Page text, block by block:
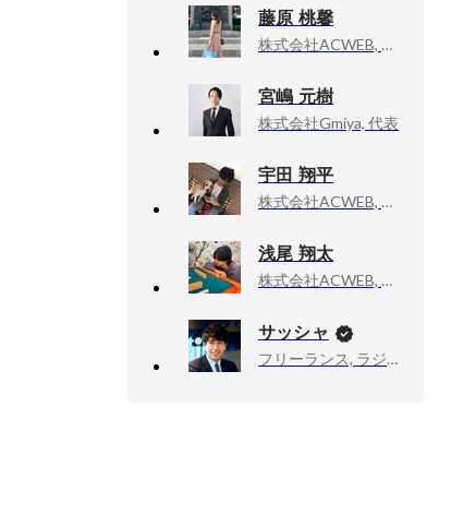
藤原 桃馨
株式会社ACWEB, オンサイトソリューション事業部
宮嶋 元樹
株式会社Gmiya, 代表
宇田 翔平
株式会社ACWEB, オンサイトソリューション事業部 事業統括部長
浅尾 翔太
株式会社ACWEB, オンサイトソリューション事業部
サッシャ
フリーランス, ラジオDJ・ナビゲーター